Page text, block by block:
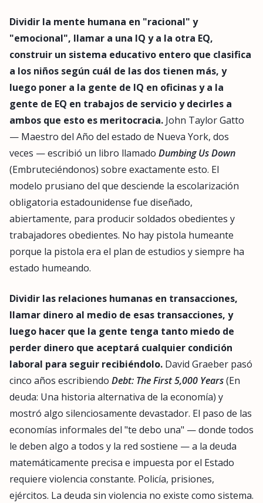
Dividir la mente humana en "racional" y
"emocional", llamar a una IQ y a la otra EQ,
construir un sistema educativo entero que clasifica
a los niños según cuál de las dos tienen más, y
luego poner a la gente de IQ en oficinas y a la
gente de EQ en trabajos de servicio y decirles a
ambos que esto es meritocracia. John Taylor Gatto
— Maestro del Año del estado de Nueva York, dos
veces — escribió un libro llamado Dumbing Us Down
(Embruteciéndonos) sobre exactamente esto. El
modelo prusiano del que desciende la escolarización
obligatoria estadounidense fue diseñado,
abiertamente, para producir soldados obedientes y
trabajadores obedientes. No hay pistola humeante
porque la pistola era el plan de estudios y siempre ha
estado humeando.
Dividir las relaciones humanas en transacciones,
llamar dinero al medio de esas transacciones, y
luego hacer que la gente tenga tanto miedo de
perder dinero que aceptará cualquier condición
laboral para seguir recibiéndolo. David Graeber pasó
cinco años escribiendo Debt: The First 5,000 Years(En
deuda: Una historia alternativa de la economía) y
mostró algo silenciosamente devastador. El paso de las
economías informales del "te debo una" — donde todos
le deben algo a todos y la red sostiene — a la deuda
matemáticamente precisa e impuesta por el Estado
requiere violencia constante. Policía, prisiones,
ejércitos. La deuda sin violencia no existe como sistema.